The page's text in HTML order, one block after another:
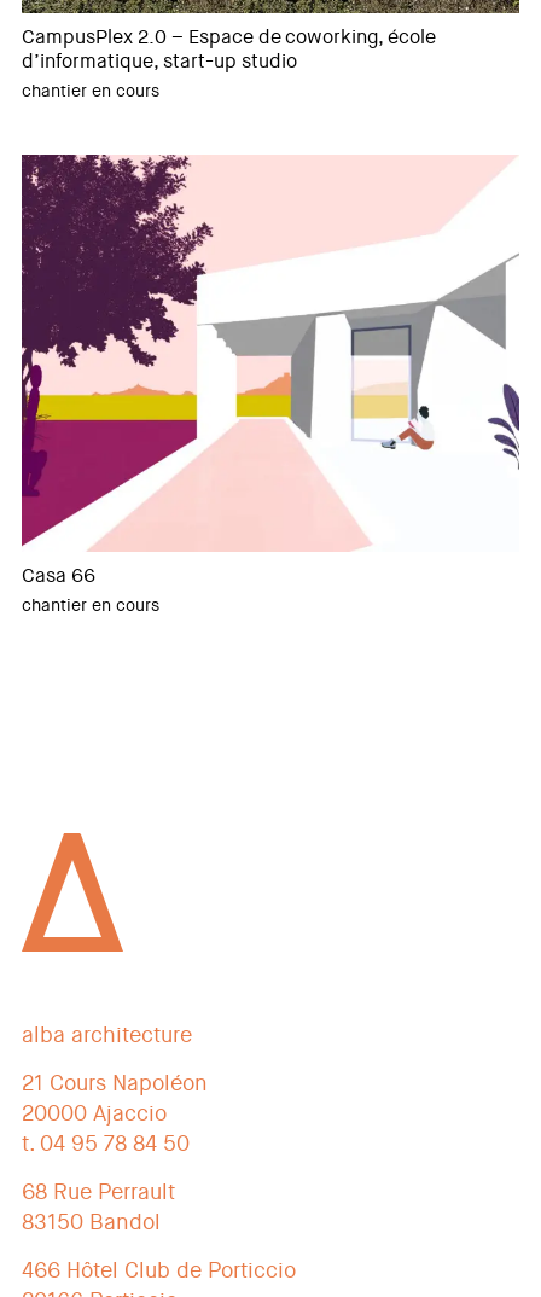
CampusPlex 2.0 – Espace de coworking, école
d’informatique, start-up studio
chantier en cours
Casa 66
chantier en cours
alba architecture
21 Cours Napoléon
20000 Ajaccio
t. 04 95 78 84 50
68 Rue Perrault
83150 Bandol
466 Hôtel Club de Porticcio